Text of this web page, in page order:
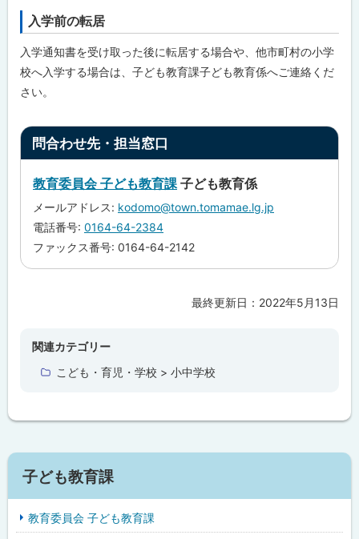
プ
に
戻
入学前の転居
入学通知書を受け取った後に転居する場合や、他市町村の小学
校へ入学する場合は、子ども教育課子ども教育係へご連絡くだ
さい。
ト
問合わせ先・担当窓口
教育委員会 子ども教育課子ども教育係
メールアドレス: kodomo@town.tomamae.lg.jp
電話番号: 0164-64-2384
ファックス番号: 0164-64-2142
最終更新日： 2022年5月13日
関連カテゴリー
こども・育児・学校 > 小中学校
サ
イ
ド
子ども教育課
教育委員会 子ども教育課